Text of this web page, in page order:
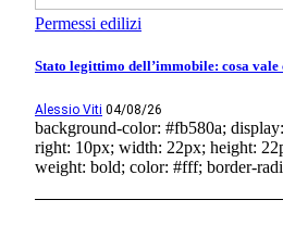
Permessi edilizi
Stato legittimo dell’immobile: cosa vale
Alessio Viti 04/08/26
background-color: #fb580a;
right: 10px; width: 22px; height:
weight: bold; color: #fff; border-